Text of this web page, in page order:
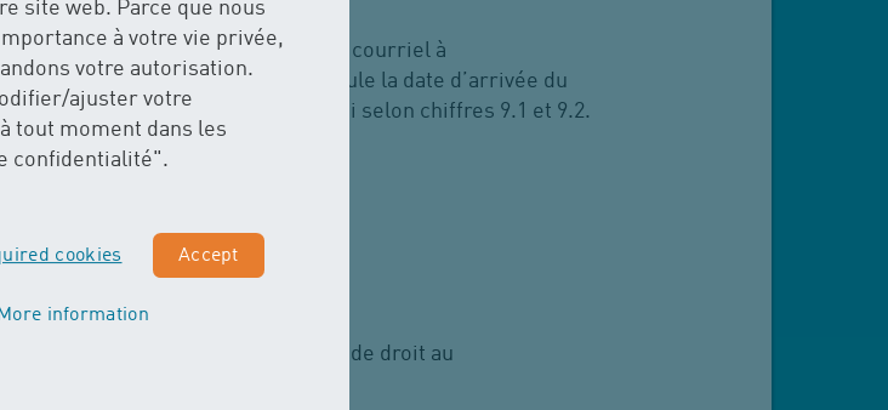
site web. Parce que nous
à votre vie privée,
votre autorisation.
ajuster votre
tout moment dans les
confidentialité".
cookies Accept
information
tous les cas par écrit (p.ex. par courriel à
de H O Wasser erleben AG. Seule la date d’arrivée du
de H2O Wasser erleben AG fait foi selon chiffres 9.1 et 9.2.
à un(e) moniteur(-trice)
être rattrapés. Il n'y a pas non plus de droit au